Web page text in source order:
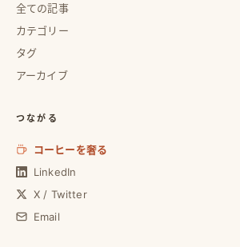
全ての記事
カテゴリー
タグ
アーカイブ
つながる
コーヒーを奢る
LinkedIn
X / Twitter
Email